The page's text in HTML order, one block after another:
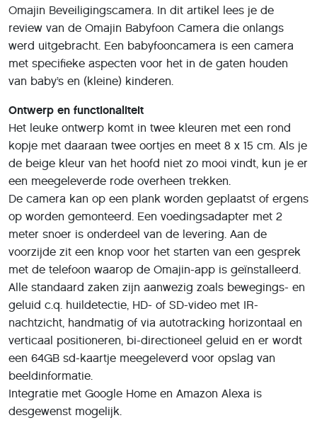
Omajin Beveiligingscamera. In dit artikel lees je de
review van de Omajin Babyfoon Camera die onlangs
werd uitgebracht. Een babyfooncamera is een camera
met specifieke aspecten voor het in de gaten houden
van baby’s en (kleine) kinderen.
Ontwerp en functionaliteit
Het leuke ontwerp komt in twee kleuren met een rond
kopje met daaraan twee oortjes en meet 8 x 15 cm. Als je
de beige kleur van het hoofd niet zo mooi vindt, kun je er
een meegeleverde rode overheen trekken.
De camera kan op een plank worden geplaatst of ergens
op worden gemonteerd. Een voedingsadapter met 2
meter snoer is onderdeel van de levering. Aan de
voorzijde zit een knop voor het starten van een gesprek
met de telefoon waarop de Omajin-app is geïnstalleerd.
Alle standaard zaken zijn aanwezig zoals bewegings- en
geluid c.q. huildetectie, HD- of SD-video met IR-
nachtzicht, handmatig of via autotracking horizontaal en
verticaal positioneren, bi-directioneel geluid en er wordt
een 64GB sd-kaartje meegeleverd voor opslag van
beeldinformatie.
Integratie met Google Home en Amazon Alexa is
desgewenst mogelijk.